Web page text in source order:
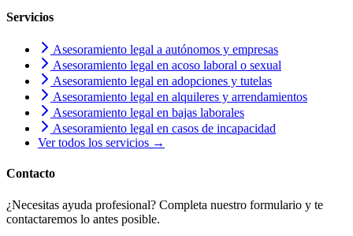
Servicios
Asesoramiento legal a autónomos y empresas
Asesoramiento legal en acoso laboral o sexual
Asesoramiento legal en adopciones y tutelas
Asesoramiento legal en alquileres y arrendamientos
Asesoramiento legal en bajas laborales
Asesoramiento legal en casos de incapacidad
Ver todos los servicios →
Contacto
¿Necesitas ayuda profesional? Completa nuestro formulario y te
contactaremos lo antes posible.